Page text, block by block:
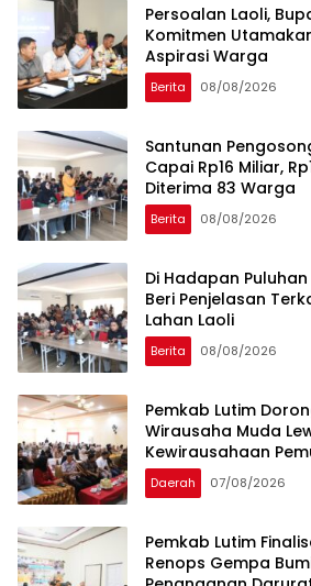
Persoalan Laoli,
Komitmen
Aspirasi Warga
Berita 08/08/2026
Santunan
Capai Rp16 Miliar,
Diterima 83 Warga
Berita 08/08/2026
Di Hadapan
Beri Penjelasan
Lahan Laoli
Berita 08/08/2026
Pemkab Lutim
Wirausaha Muda
Kewirausahaan
Daerah 07/08/2026
Pemkab Lutim
Renops Gempa